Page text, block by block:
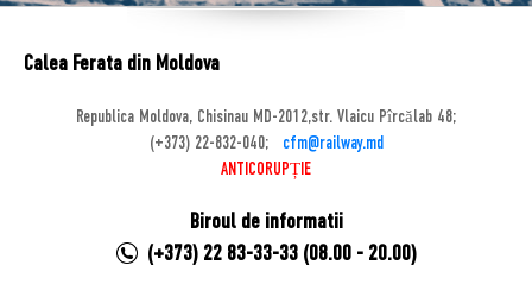
Calea Ferata din Moldova
Republica Moldova, Chisinau MD-2012,str. Vlaicu Pîrcălab 48;
(+373) 22-832-040;
cfm@railway.md
ANTICORUPȚIE
Biroul de informatii
(+373) 22 83-33-33 (08.00 - 20.00)